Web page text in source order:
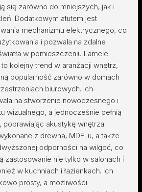
się zarówno do mniejszych, jak i
Dodatkowym atutem jest
mechanizmu elektrycznego, co
i pozwala na zdalne
w pomieszczeniu Lamele
kolejny trend w aranżacji wnętrz,
popularność zarówno w domach
biurowych. Ich
na stworzenie nowoczesnego i
wizualnego, a jednocześnie pełnią
akustykę wnętrza.
z drewna, MDF-u, a także
odporności na wilgoć, co
zastosowanie nie tylko w salonach i
w kuchniach i łazienkach. Ich
prosty, a możliwości